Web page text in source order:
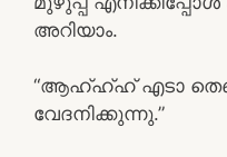
അറിയാം.
“ആഹ്ഹ്ഹ് എടാ
വേദനിക്കുന്നു.”